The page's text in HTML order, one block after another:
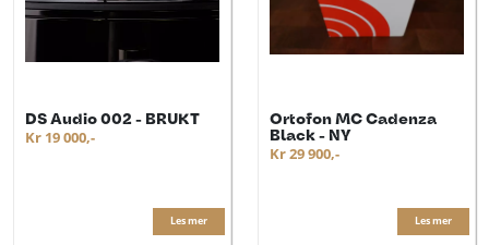
DS Audio 002 - BRUKT
Kr 19 000,-
Les mer
Ortofon MC Cadenza
Black - NY
Kr 29 900,-
Les mer